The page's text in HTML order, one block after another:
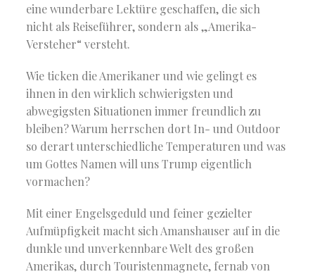
eine wunderbare Lektüre geschaffen, die sich
nicht als Reiseführer, sondern als „Amerika-
Versteher“ versteht.
Wie ticken die Amerikaner und wie gelingt es
ihnen in den wirklich schwierigsten und
abwegigsten Situationen immer freundlich zu
bleiben? Warum herrschen dort In- und Outdoor
so derart unterschiedliche Temperaturen und was
um Gottes Namen will uns Trump eigentlich
vormachen?
Mit einer Engelsgeduld und feiner gezielter
Aufmüpfigkeit macht sich Amanshauser auf in die
dunkle und unverkennbare Welt des großen
Amerikas, durch Touristenmagnete, fernab von